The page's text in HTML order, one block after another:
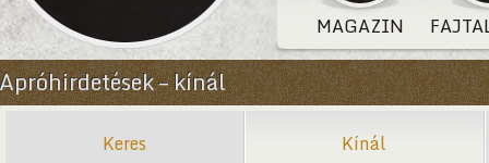
MAGAZIN
Apróhirdetések – kínál
Keres Kínál